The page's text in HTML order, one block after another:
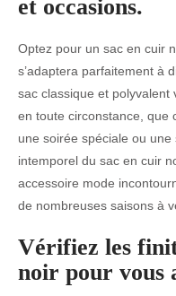
et occasions.
Optez pour un sac en cuir
s’adaptera parfaitement à
sac classique et
en toute circonstance, que
une soirée spéciale ou une
intemporel du sac en cuir
accessoire mode
de nombreuses saisons à
Vérifiez les
noir pour vous